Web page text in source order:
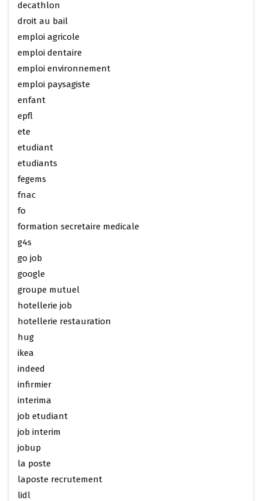
decathlon
droit au bail
emploi agricole
emploi dentaire
emploi environnement
emploi paysagiste
enfant
epfl
ete
etudiant
etudiants
fegems
fnac
fo
formation secretaire medicale
g4s
go job
google
groupe mutuel
hotellerie job
hotellerie restauration
hug
ikea
indeed
infirmier
interima
job etudiant
job interim
jobup
la poste
laposte recrutement
lidl